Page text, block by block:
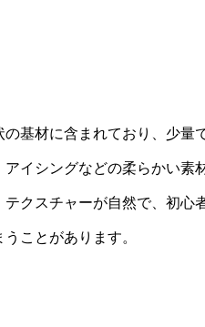
基材に含まれており、少量
イシングなどの柔らかい素
クスチャーが自然で、初心
ことがあります。